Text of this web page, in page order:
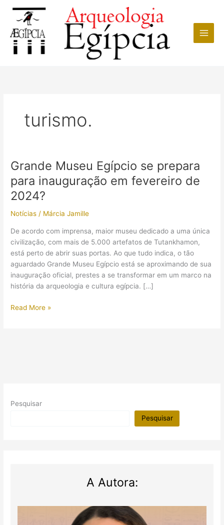
conteúdo
turismo.
Grande Museu Egípcio se prepara
para inauguração em fevereiro de
2024?
Notícias / Márcia Jamille
De acordo com imprensa, maior museu dedicado a uma única
civilização, com mais de 5.000 artefatos de Tutankhamon,
está perto de abrir suas portas. Ao que tudo indica, o tão
aguardado Grande Museu Egípcio está se aproximando de sua
inauguração oficial, prestes a se transformar em um marco na
história da arqueologia e cultura egípcia. […]
Grande
de
Read More »
Pesquisar
Pesquisar
A Autora: